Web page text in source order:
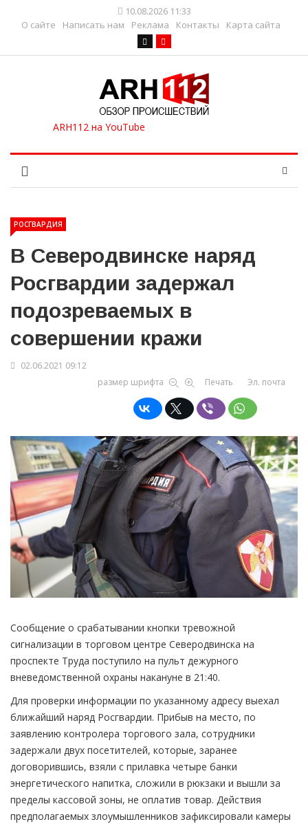
10.08.2026 11:33
О сайте
Написать нам Реклама Контакты Карта сайта
РОСГВАРДИЯ
В Северодвинске наряд
Росгвардии задержал
подозреваемых в
совершении кражи
02.06.2021 09:12
размер шрифта
Печать Эл. почта
Сообщение о срабатывании кнопки тревожной
сигнализации в торговом центре Северодвинска на
проспекте Труда поступило на пульт дежурного
вневедомственной охраны накануне в 21:40.
Для проверки информации по указанному адресу выехал
ближайший наряд Росгвардии. Прибыв на место, по
заявлению контролера торгового зала, сотрудники
задержали двух посетителей, которые, заранее
договорившись, взяли с прилавка четыре банки
энергетического напитка, сложили в рюкзаки и вышли за
пределы кассовой зоны, не оплатив товар. Действия
предполагаемых злоумышленников зафиксировали камеры